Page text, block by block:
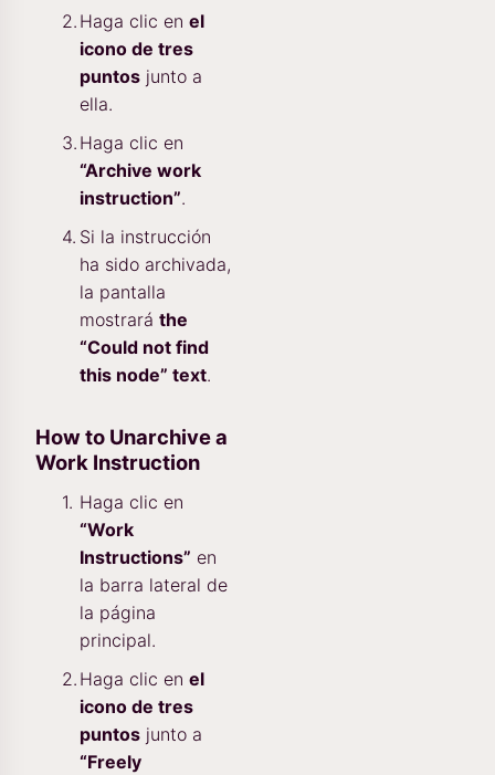
Haga clic en el
icono de tres
puntos junto a
ella.
Haga clic en
“Archive work
instruction”.
Si la instrucción
ha sido archivada,
la pantalla
mostrará the
“Could not find
this node” text.
How to Unarchive a
Work Instruction
Haga clic en
“Work
Instructions” en
la barra lateral de
la página
principal.
Haga clic en el
icono de tres
puntos junto a
“Freely